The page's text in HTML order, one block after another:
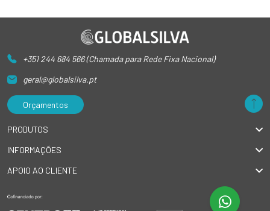
+351 244 684 566 (Chamada para Rede Fixa Nacional)
geral@globalsilva.pt
Orçamentos
PRODUTOS
INFORMAÇÕES
APOIO AO CLIENTE